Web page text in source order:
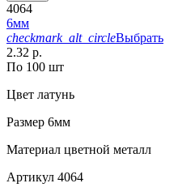
4064
6мм
checkmark_alt_circleВыбрать
2.32 р.
По 100 шт
Цвет латунь
Размер 6мм
Материал цветной металл
Артикул 4064